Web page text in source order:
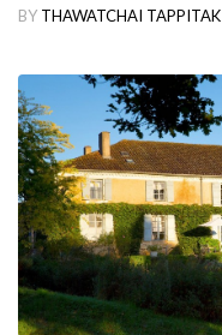
New world
Tasting Note
Wine & Food
Spirit
Beer
Cocktail
Travel & Tasted
BY THAWATCHAI TAPPITAK